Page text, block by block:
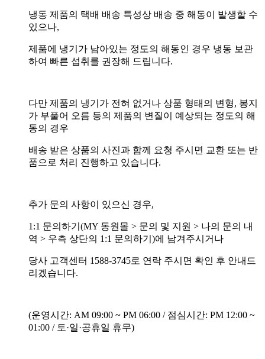
냉동 제품의 택배 배송 특성상 배송 중 해동이 발생할 수
있으나,
제품에 냉기가 남아있는 정도의 해동인 경우 냉동 보관
하여 빠른 섭취를 권장해 드립니다.
다만 제품의 냉기가 전혀 없거나 상품 형태의 변형, 봉지
가 부풀어 오름 등의 제품의 변질이 예상되는 정도의 해
동의 경우
배송 받은 상품의 사진과 함께 요청 주시면 교환 또는 반
품으로 처리 진행하고 있습니다.
추가 문의 사항이 있으신 경우,
1:1 문의하기(MY 동원몰 > 문의 및 지원 > 나의 문의 내
역 > 우측 상단의 1:1 문의하기)에 남겨주시거나
당사 고객센터 1588-3745로 연락 주시면 확인 후 안내드
리겠습니다.
(운영시간: AM 09:00 ~ PM 06:00 / 점심시간: PM 12:00 ~
01:00 / 토·일·공휴일 휴무)